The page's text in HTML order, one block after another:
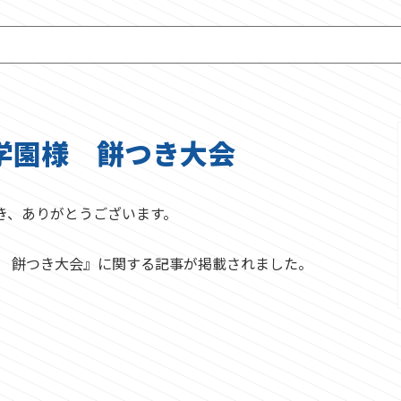
園様 餅つき大会
ありがとうございます。
つき大会』に関する記事が掲載されました。